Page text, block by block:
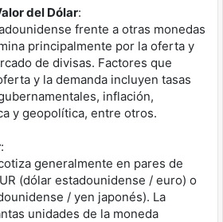
del Dólar:
frente a otras monedas
principalmente por la oferta y
de divisas. Factores que
y la demanda incluyen tasas
inflación,
y geopolítica, entre otros.
:
generalmente en pares de
(dólar estadounidense / euro) o
/ yen japonés). La
unidades de la moneda